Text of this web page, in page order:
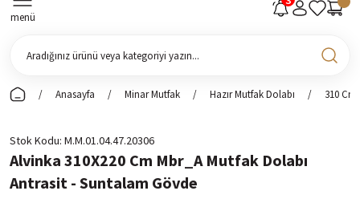
menü
Anasayfa Minar Mutfak Hazır Mutfak Dolabı 310 Cm
Stok Kodu M.M.01.04.47.20306
Alvinka 310X220 Cm Mbr_A Mutfak Dolabı
Antrasit - Suntalam Gövde